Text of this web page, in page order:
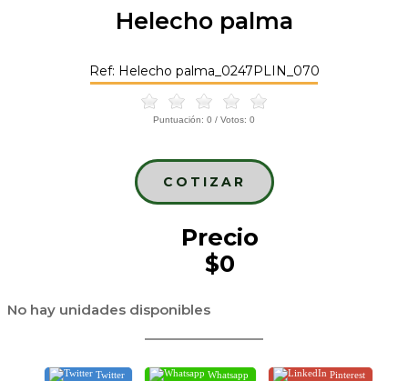
Helecho palma
Ref: Helecho palma_0247PLIN_070
Puntuación: 0 / Votos: 0
COTIZAR
Precio
$0
No hay unidades disponibles
Twitter Whatsapp Pinterest